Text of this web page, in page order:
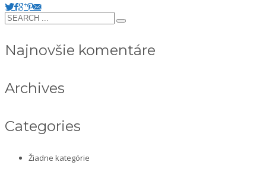
Najnovšie komentáre
Archives
Categories
Žiadne kategórie